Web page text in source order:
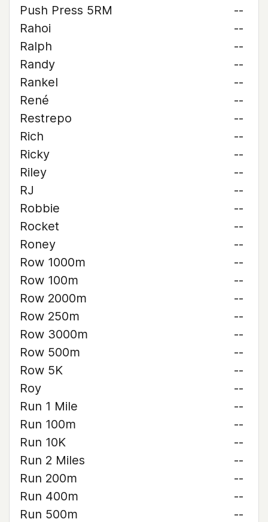
Push Press 5RM
--
Rahoi
--
Ralph
--
Randy
--
Rankel
--
René
--
Restrepo
--
Rich
--
Ricky
--
Riley
--
RJ
--
Robbie
--
Rocket
--
Roney
--
Row 1000m
--
Row 100m
--
Row 2000m
--
Row 250m
--
Row 3000m
--
Row 500m
--
Row 5K
--
Roy
--
Run 1 Mile
--
Run 100m
--
Run 10K
--
Run 2 Miles
--
Run 200m
--
Run 400m
--
Run 500m
--